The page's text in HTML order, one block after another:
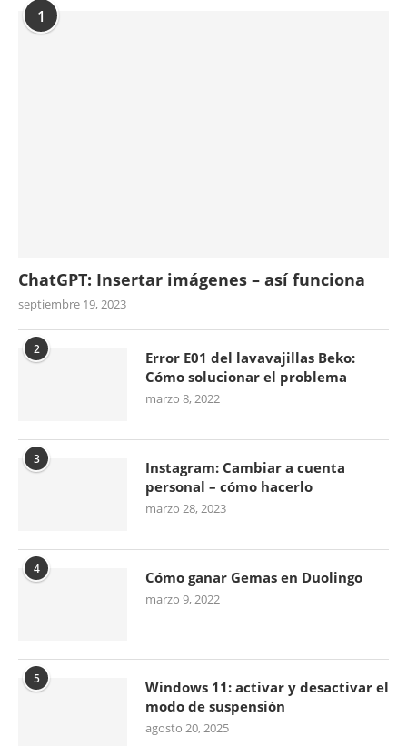
1
ChatGPT: Insertar imágenes – así funciona
septiembre 19, 2023
2
Error E01 del lavavajillas Beko:
Cómo solucionar el problema
marzo 8, 2022
3
Instagram: Cambiar a cuenta
personal – cómo hacerlo
marzo 28, 2023
4 Cómo ganar Gemas en Duolingo
marzo 9, 2022
5
Windows 11: activar y desactivar el
modo de suspensión
agosto 20, 2025